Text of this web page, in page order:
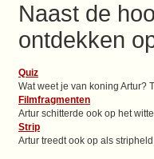
Naast de
ontdekken
Quiz
Wat weet je van koning Artur?
Filmfragmenten
Artur schitterde ook op het
Strip
Artur treedt ook op als